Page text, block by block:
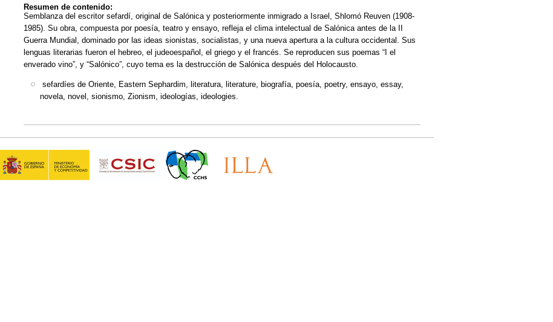
Resumen de contenido:
Semblanza del escritor sefardí, original de Salónica y posteriormente inmigrado a Israel, Shlomó Reuven (1908-
1985). Su obra, compuesta por poesía, teatro y ensayo, refleja el clima intelectual de Salónica antes de la II
Guerra Mundial, dominado por las ideas sionistas, socialistas, y una nueva apertura a la cultura occidental. Sus
lenguas literarias fueron el hebreo, el judeoespañol, el griego y el francés. Se reproducen sus poemas “I el
enverado vino”, y “Salónico”, cuyo tema es la destrucción de Salónica después del Holocausto.
sefardíes de Oriente, Eastern Sephardim, literatura, literature, biografía, poesía, poetry, ensayo, essay,
novela, novel, sionismo, Zionism, ideologías, ideologies.